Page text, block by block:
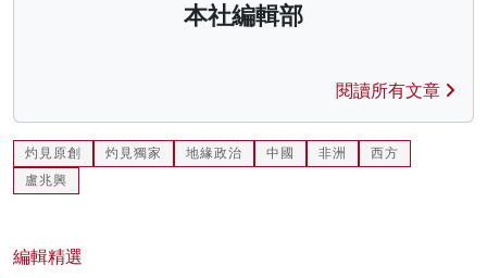
本社編輯部
閱讀所有文章
灼見原創 灼見獨家 地緣政治 中國 非洲
西方
盧兆興
編輯精選